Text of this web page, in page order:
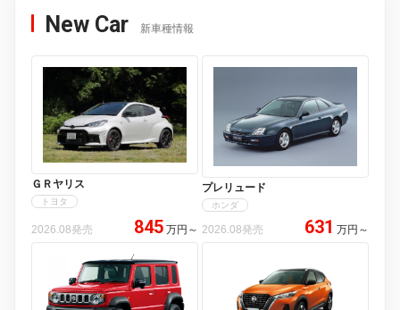
New Car 新車種情報
ＧＲヤリス
トヨタ
2026.08発売 845 万円 ～
プレリュード
ホンダ
2026.08発売 631 万円 ～